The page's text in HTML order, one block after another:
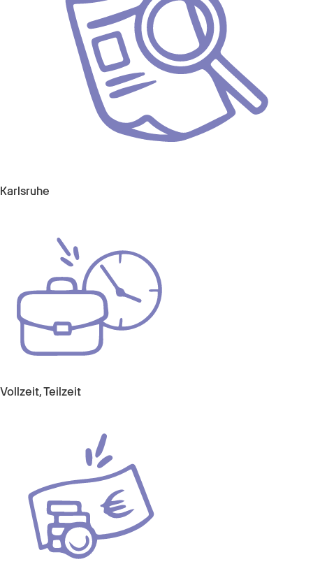
Karlsruhe
Vollzeit, Teilzeit